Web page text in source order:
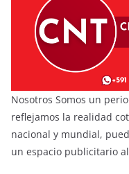
Nosotros Somos un
reflejamos la realidad
nacional y mundial,
un espacio publicitario al